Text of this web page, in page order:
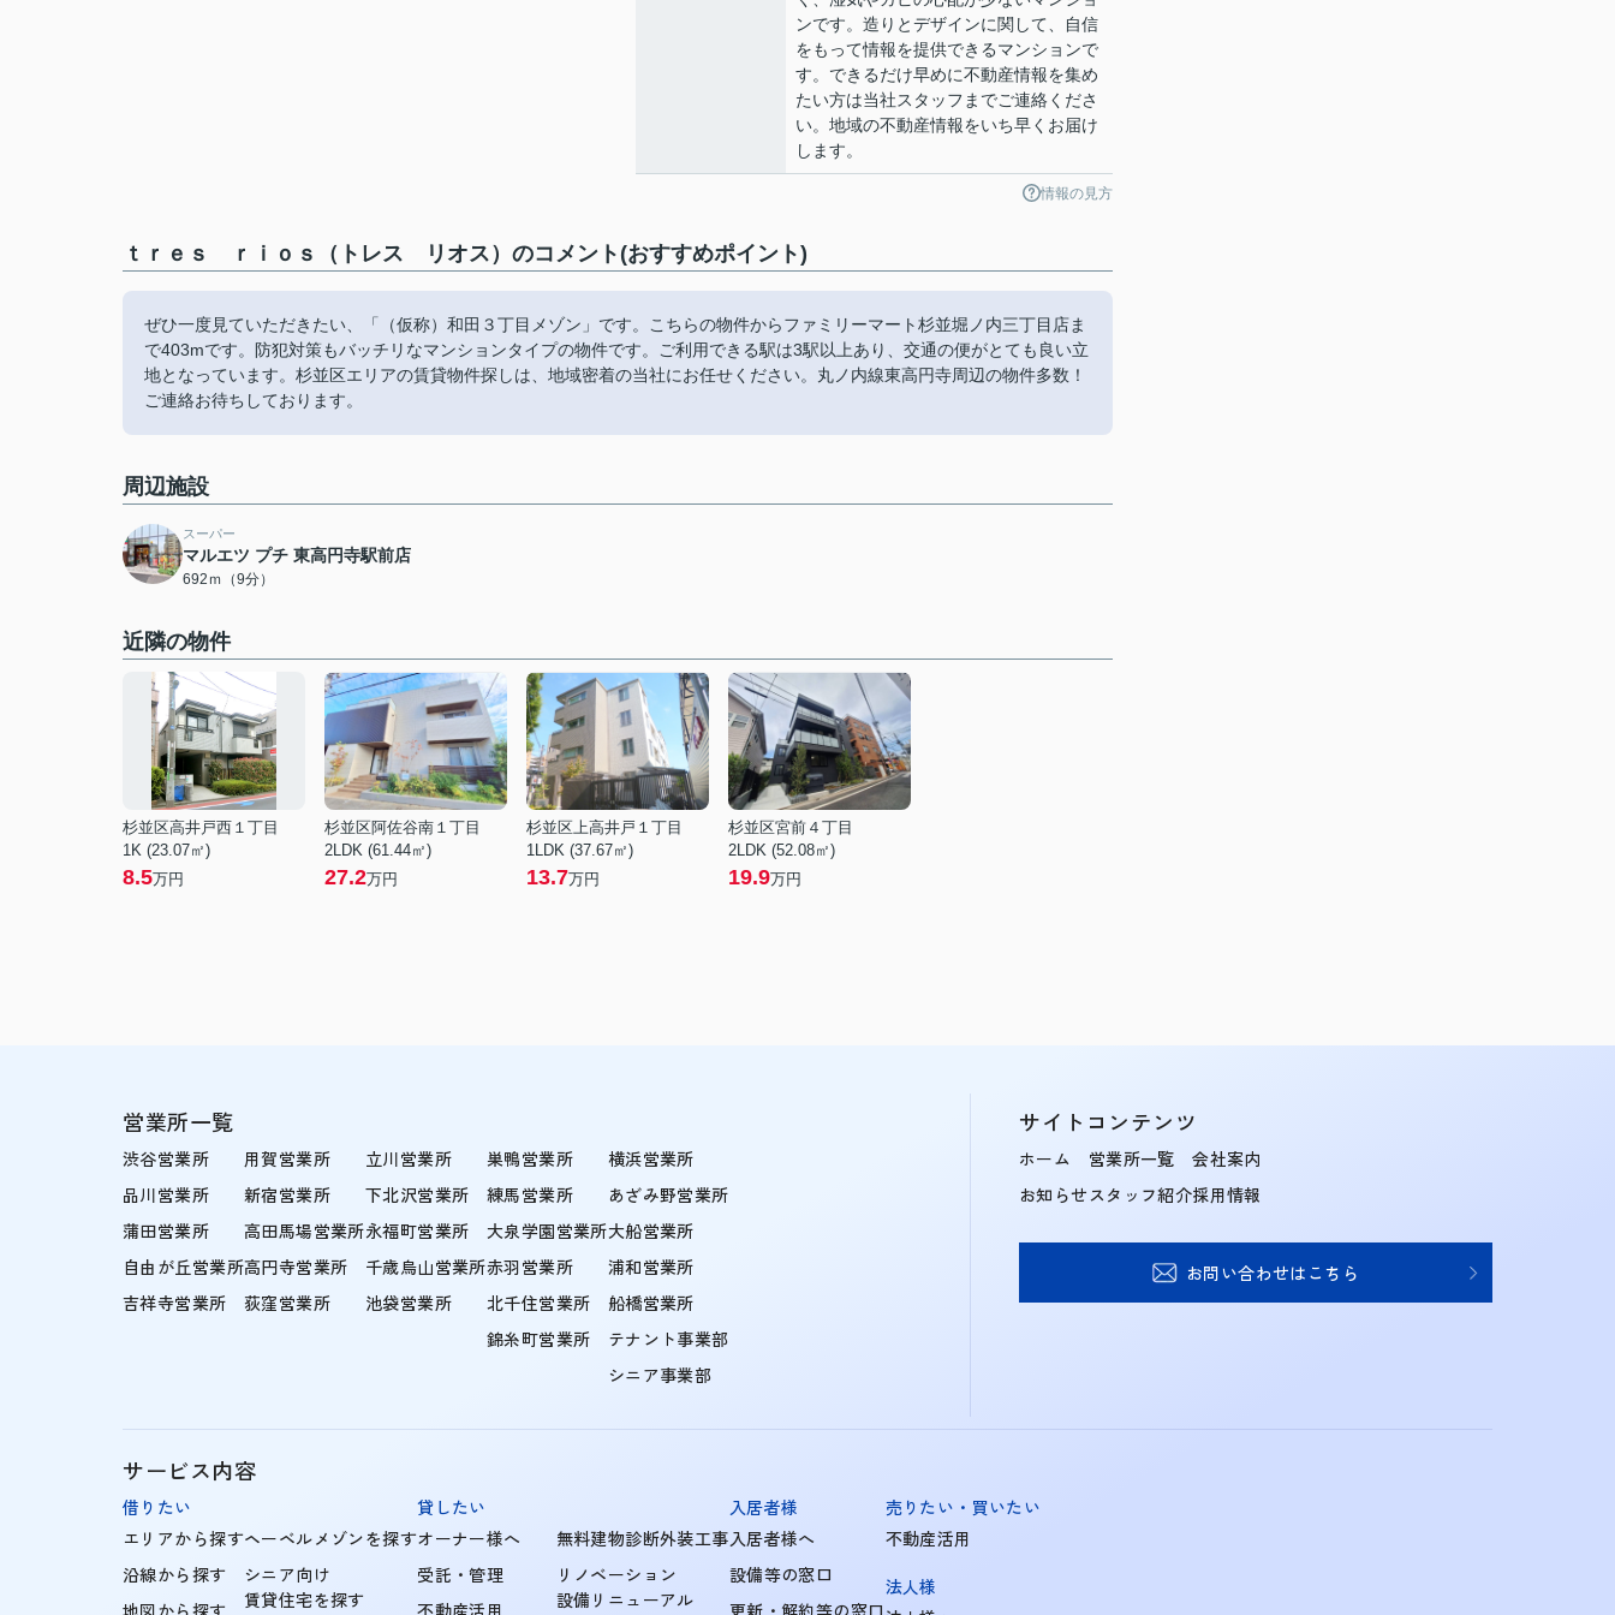
ンです。造りとデザインに関して、自信
をもって情報を提供できるマンションで
す。できるだけ早めに不動産情報を集め
たい方は当社スタッフまでご連絡くださ
い。地域の不動産情報をいち早くお届け
します。
情報の見方
ｔｒｅｓ ｒｉｏｓ（トレス リオス）のコメント(おすすめポイント)
ぜひ一度見ていただきたい、「（仮称）和田３丁目メゾン」です。こちらの物件からファミリーマート杉並堀ノ内三丁目店ま
で403mです。防犯対策もバッチリなマンションタイプの物件です。ご利用できる駅は3駅以上あり、交通の便がとても良い立
地となっています。杉並区エリアの賃貸物件探しは、地域密着の当社にお任せください。丸ノ内線東高円寺周辺の物件多数！
ご連絡お待ちしております。
周辺施設
スーパー
マルエツ プチ 東高円寺駅前店
692ｍ（9分）
近隣の物件
杉並区高井戸西１丁目
1K (23.07㎡)
8.5万円
杉並区阿佐谷南１丁目
2LDK (61.44㎡)
27.2万円
杉並区上高井戸１丁目
1LDK (37.67㎡)
13.7万円
杉並区宮前４丁目
2LDK (52.08㎡)
19.9万円
営業所一覧
渋谷営業所
品川営業所
蒲田営業所
自由が丘営業所
吉祥寺営業所
用賀営業所
新宿営業所
高田馬場営業所
高円寺営業所
荻窪営業所
立川営業所
下北沢営業所
永福町営業所
千歳烏山営業所
池袋営業所
巣鴨営業所
練馬営業所
大泉学園営業所
赤羽営業所
北千住営業所
錦糸町営業所
横浜営業所
あざみ野営業所
大船営業所
浦和営業所
船橋営業所
テナント事業部
シニア事業部
サイトコンテンツ
ホーム
お知らせ
営業所一覧
スタッフ紹介
会社案内
採用情報
お問い合わせはこちら
サービス内容
借りたい
エリアから探す
沿線から探す
地図から探す
ヘーベルメゾンを探す
シニア向け
賃貸住宅を探す
貸したい
オーナー様へ
受託・管理
不動産活用
無料建物診断外装工事
リノベーション
設備リニューアル
入居者様
入居者様へ
設備等の窓口
更新・解約等の窓口
売りたい・買いたい
不動産活用
法人様